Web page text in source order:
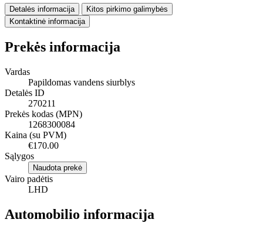
Detalės informacija
Kitos pirkimo galimybės
Kontaktinė informacija
Prekės informacija
Vardas
Papildomas vandens siurblys
Detalės ID
270211
Prekės kodas (MPN)
1268300084
Kaina (su PVM)
€170.00
Sąlygos
Naudota prekė
Vairo padėtis
LHD
Automobilio informacija